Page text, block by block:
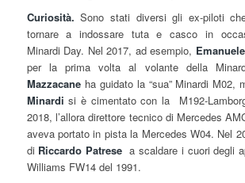
Curiosità. Sono stati diversi gli ex-piloti
tornare a indossare tuta e casco in
Minardi Day. Nel 2017, ad esempio,
per la prima volta al volante della
Mazzacaneha guidato la “sua” Minardi M02,
Minardi si è cimentato con la M192-
2018, l’allora direttore tecnico di Mercedes
aveva portato in pista la Mercedes W04. Nel
di Riccardo Patrese a scaldare i cuori degli
Williams FW14 del 1991.